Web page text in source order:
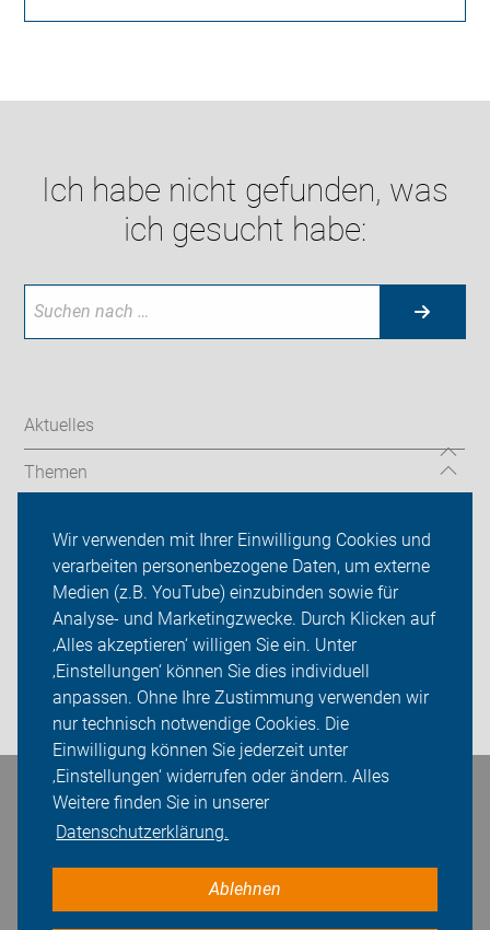
Wir verwenden mit Ihrer Einwilligung Cookies und
verarbeiten personenbezogene Daten, um externe
Medien (z.B. YouTube) einzubinden sowie für
Analyse- und Marketingzwecke. Durch Klicken auf
‚Alles akzeptieren‘ willigen Sie ein. Unter
‚Einstellungen‘ können Sie dies individuell
anpassen. Ohne Ihre Zustimmung verwenden wir
nur technisch notwendige Cookies. Die
Einwilligung können Sie jederzeit unter
‚Einstellungen‘ widerrufen oder ändern. Alles
Weitere finden Sie in unserer
Datenschutzerklärung.
Ablehnen
Ich habe nicht gefunden, was
ich gesucht habe:
Aktuelles
Themen
ADFC Niedersachsen
Sei dabei
Presse
Login
Bleiben Sie in Kontakt